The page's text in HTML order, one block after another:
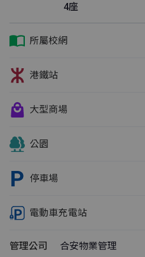
4座
所屬校網
港鐵站
大型商場
公園
停車場
電動車充電站
管理公司
合安物業管理